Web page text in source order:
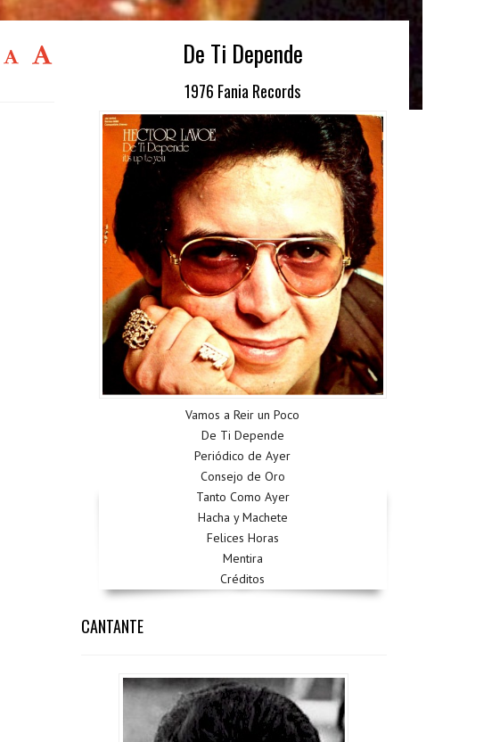
De Ti Depende
1976 Fania Records
Vamos a Reir un Poco
De Ti Depende
Periódico de Ayer
Consejo de Oro
Tanto Como Ayer
Hacha y Machete
Felices Horas
Mentira
Créditos
CANTANTE